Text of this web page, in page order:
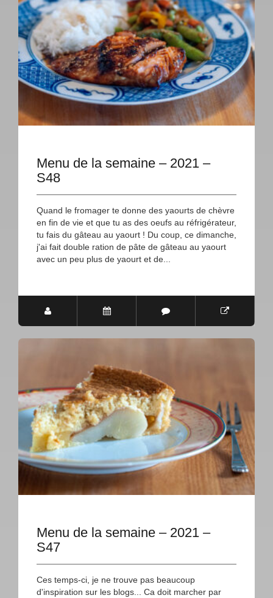
Menu de la semaine – 2021 –
S48
Quand le fromager te donne des yaourts de chèvre
en fin de vie et que tu as des oeufs au réfrigérateur,
tu fais du gâteau au yaourt ! Du coup, ce dimanche,
j'ai fait double ration de pâte de gâteau au yaourt
avec un peu plus de yaourt et de...
Menu de la semaine – 2021 –
S47
Ces temps-ci, je ne trouve pas beaucoup
d'inspiration sur les blogs... Ca doit marcher par